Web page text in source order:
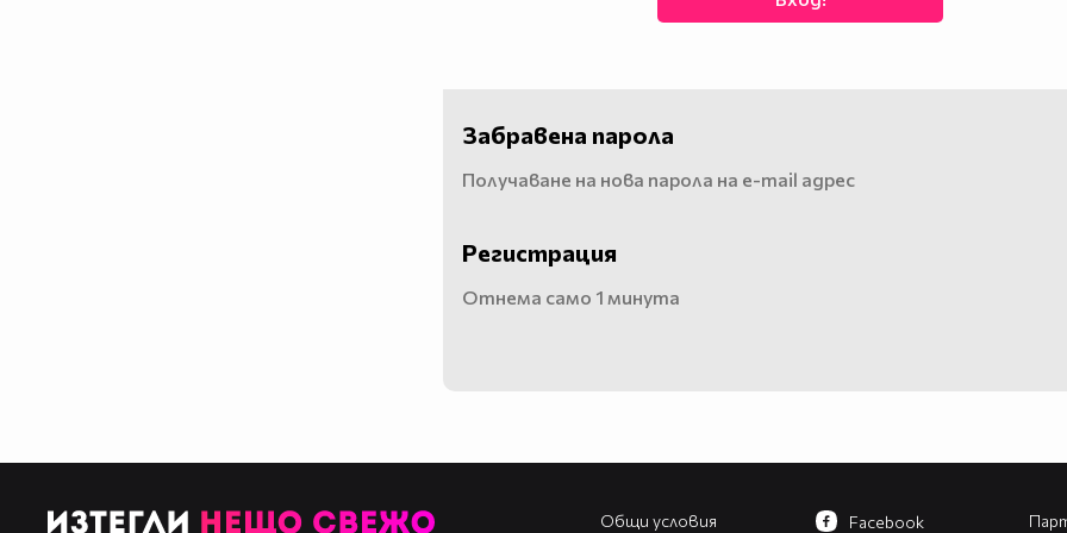
Забравена парола
Получаване на нова парола на e-mail адрес
Регистрация
Отнема само 1 минута
Общи условия Facebook